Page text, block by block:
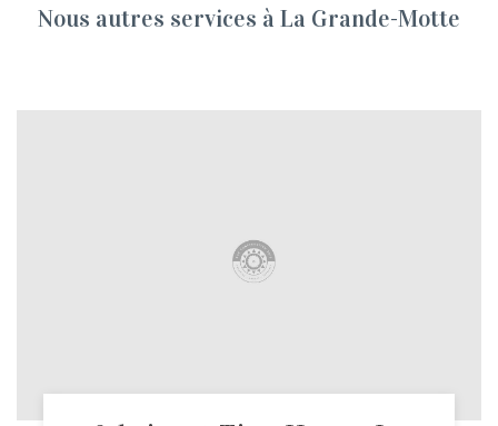
Nous autres services à La Grande-Motte